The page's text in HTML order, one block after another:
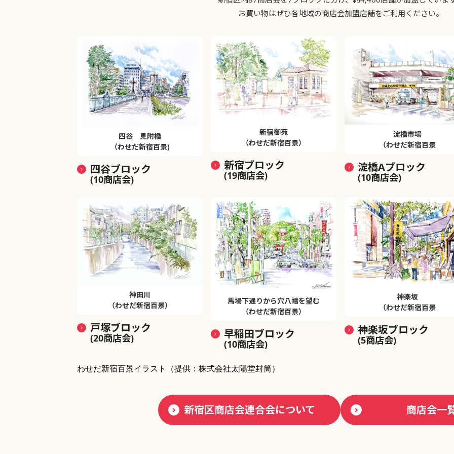
お買い物はぜひ各地域の商店会加盟店舗をご利用ください。
四谷 見附橋
（わせだ新宿百景)
四谷ブロック
(10商店会)
新宿御苑
（わせだ新宿百景）
新宿ブロック
(19商店会)
淀橋市場
（わせだ新宿百景
淀橋Aブロック
(10商店会)
神田川
（わせだ新宿百景）
戸塚ブロック
(20商店会)
馬場下通りから穴八幡を望む
（わせだ新宿百景）
早稲田ブロック
(10商店会)
神楽坂
（わせだ新宿百景
神楽坂ブロック
(5商店会)
わせだ新宿百景イラスト （提供：株式会社太陽堂封筒）
新宿区商店会連合会について 商店会一